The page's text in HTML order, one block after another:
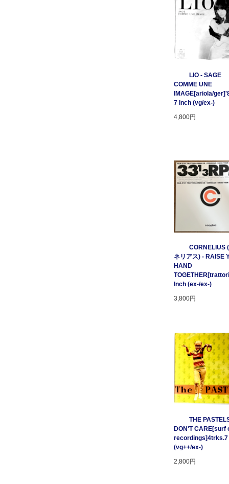
LIO - SAGE
COMME UNE
IMAGE[ariola/
7 Inch (vg/ex-)
4,800円
CORNELIUS
ネリアス) - RAISE
HAND
Inch (ex-/ex-)
3,800円
THE
DON'T CARE[surf
recordings]4trks.7
(vg++/ex-)
2,800円